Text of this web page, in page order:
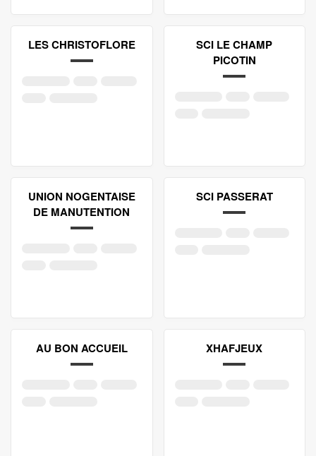
LES CHRISTOFLORE
SCI LE CHAMP
PICOTIN
UNION NOGENTAISE
DE MANUTENTION
SCI PASSERAT
AU BON ACCUEIL XHAFJEUX